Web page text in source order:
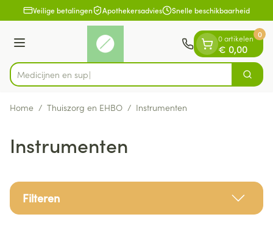
Ga naar de inhoud
1 van 1Veilige betalingen Apothekersadvies Snelle beschikbaarheid
Menu
Product, merk, categorie... Zoek
0 artikelen
€ 0,00
0
Home / Thuiszorg en EHBO / Instrumenten
Instrumenten
Filteren